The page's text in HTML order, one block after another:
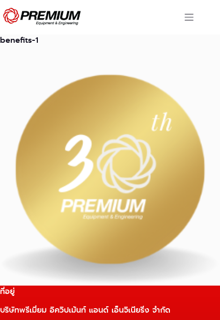
Skip
to
content
benefits-1
ที่อยู่
บริษัทพรีเมี่ยม อิควิปเม้นท์ แอนด์ เอ็นจิเนียริ่ง จำกัด